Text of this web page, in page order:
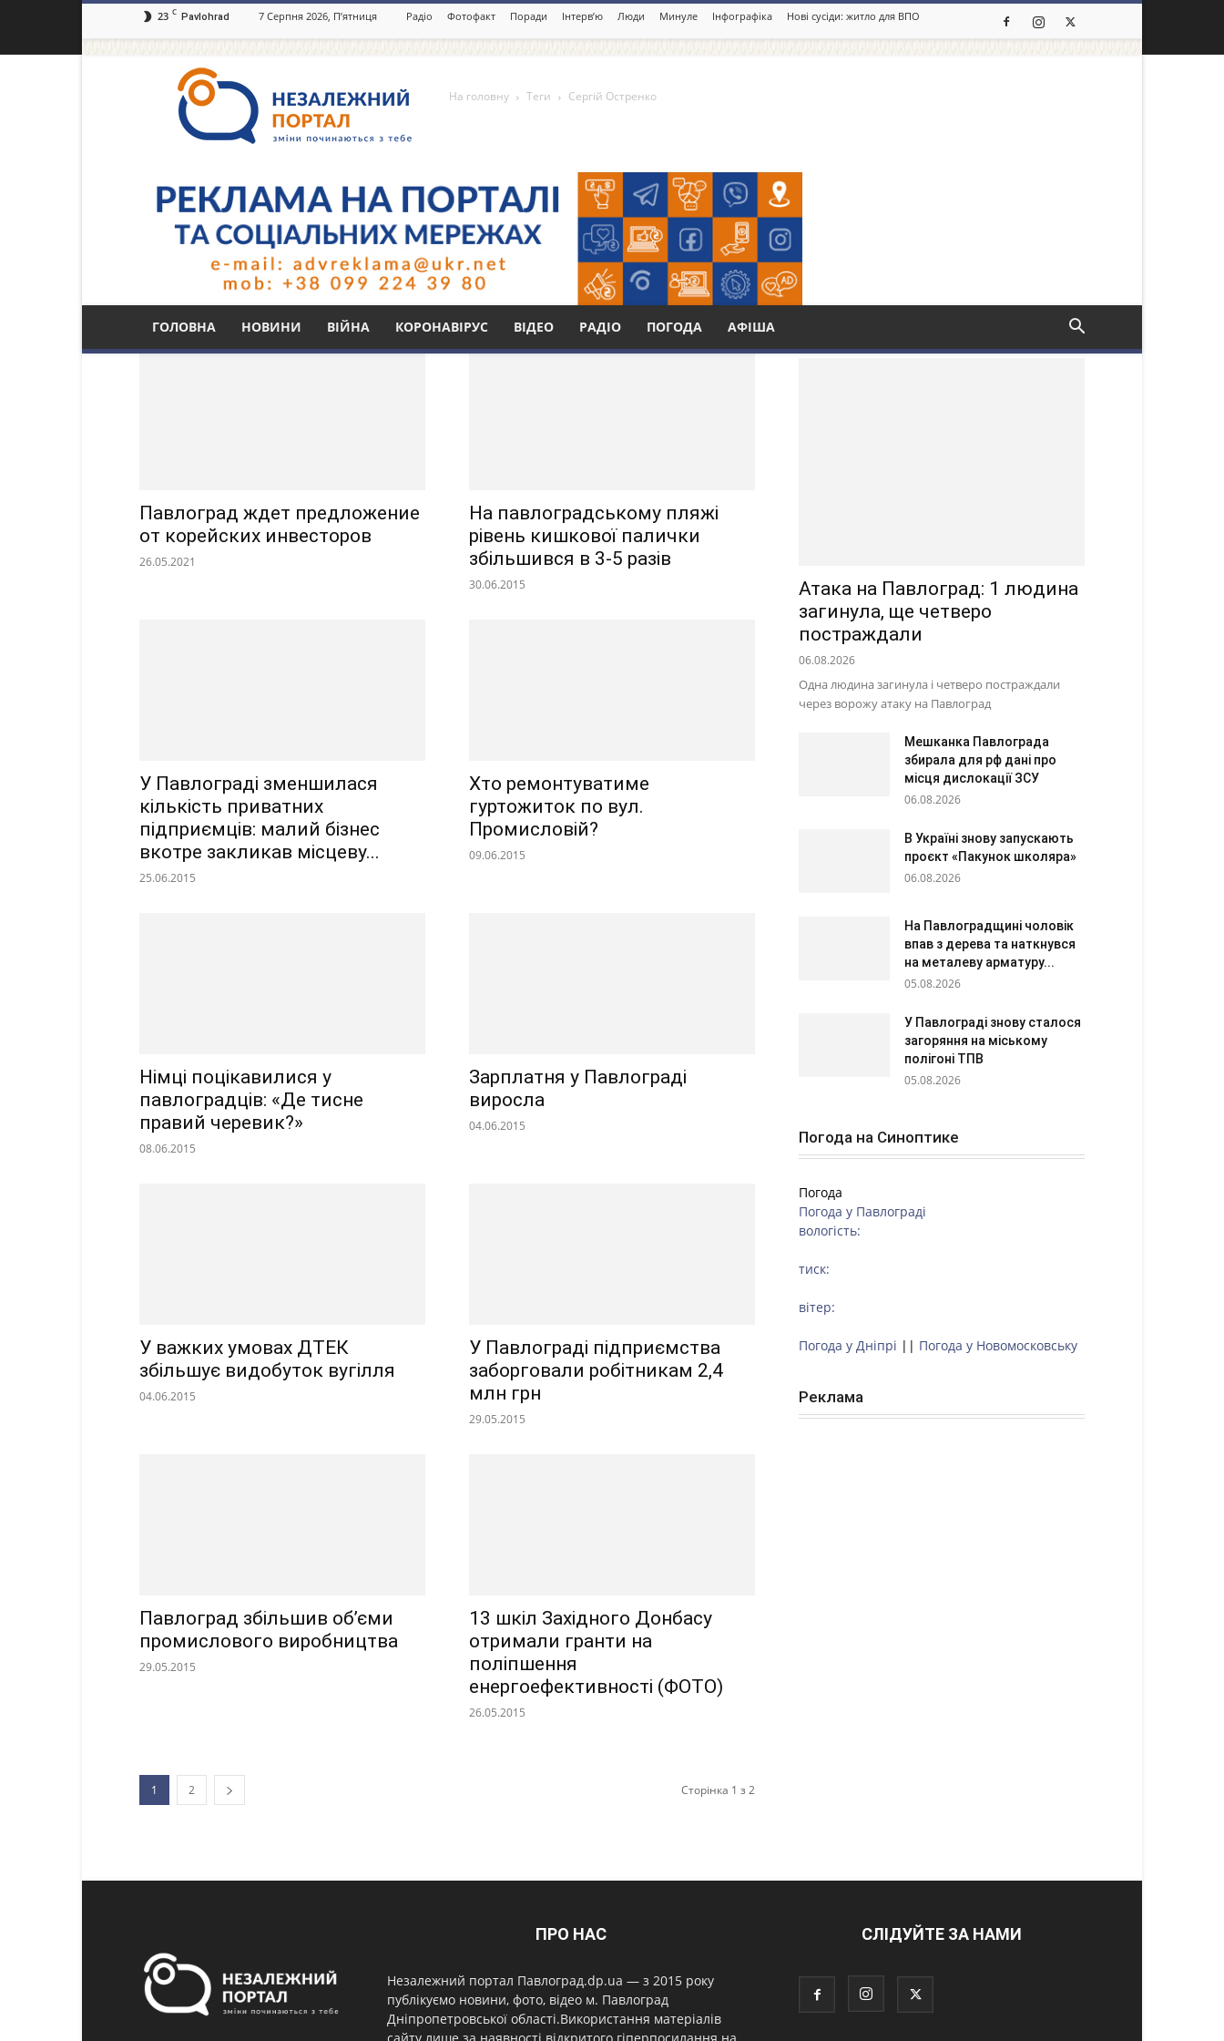
23 C Pavlohrad 7 Серпня 2026, П’ятниця Радіо Фотофакт Поради Інтерв’ю Люди Минуле Інфографіка Нові сусіди: житло для ВПО
портал
Павлоград.dp.ua
ГОЛОВНА НОВИНИ ВІЙНА КОРОНАВІРУС ВІДЕО РАДІО ПОГОДА АФІША
На головну Теги Сергій Остренко
Тег: Сергій Остренко
Павлоград ждет предложение
от корейских инвесторов
26.05.2021
На павлоградському пляжі
рівень кишкової палички
збільшився в 3-5 разів
30.06.2015
У Павлограді зменшилася
кількість приватних
підприємців: малий бізнес
вкотре закликав місцеву...
25.06.2015
Хто ремонтуватиме
гуртожиток по вул.
Промисловій?
09.06.2015
Німці поцікавилися у
павлоградців: «Де тисне
правий черевик?»
08.06.2015
Зарплатня у Павлограді
виросла
04.06.2015
У важких умовах ДТЕК
збільшує видобуток вугілля
04.06.2015
У Павлограді підприємства
заборговали робітникам 2,4
млн грн
29.05.2015
Павлоград збільшив об’єми
промислового виробництва
29.05.2015
13 шкіл Західного Донбасу
отримали гранти на
поліпшення
енергоефективності (ФОТО)
26.05.2015
1 2 Сторінка 1 з 2
Атака на Павлоград: 1 людина
загинула, ще четверо
постраждали
06.08.2026
Одна людина загинула і четверо постраждали
через ворожу атаку на Павлоград
Мешканка Павлограда
збирала для рф дані про
місця дислокації ЗСУ
06.08.2026
В Україні знову запускають
проєкт «Пакунок школяра»
06.08.2026
На Павлоградщині чоловік
впав з дерева та наткнувся
на металеву арматуру...
05.08.2026
У Павлограді знову сталося
загоряння на міському
полігоні ТПВ
05.08.2026
Погода на Синоптике
Погода
Погода у Павлограді
вологість:
тиск:
вітер:
Погода у Дніпрі || Погода у Новомосковську
Реклама
ПРО НАС
Незалежний портал Павлоград.dp.ua — з 2015 року
публікуємо новини, фото, відео м. Павлоград
Дніпропетровської області.Використання матеріалів
СЛІДУЙТЕ ЗА НАМИ